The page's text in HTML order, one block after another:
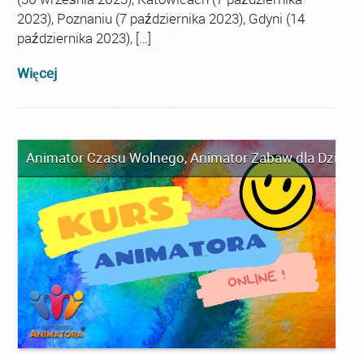
2023), Poznaniu (7 października 2023), Gdyni (14
października 2023), […]
Więcej
Animator Czasu Wolnego,Animator Zabaw dla Dzieci